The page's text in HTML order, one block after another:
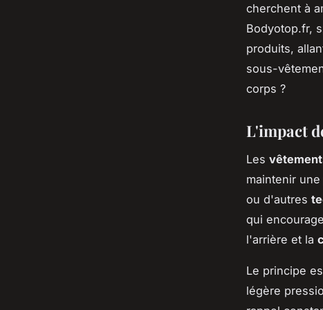
cherchent à
Bodyotop.fr,
produits,
sous-
corps ?
L'impact
Les
maintenir
ou d'autres
qui
l'arrière et la
Le principe
légère